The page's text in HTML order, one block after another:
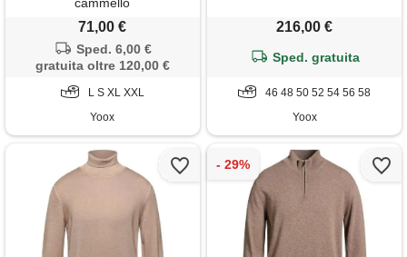
71,00 €
Sped. 6,00 €
gratuita oltre 120,00 €
L S XL XXL
Yoox
216,00 €
Sped. gratuita
46 48 50 52 54 56 58
Yoox